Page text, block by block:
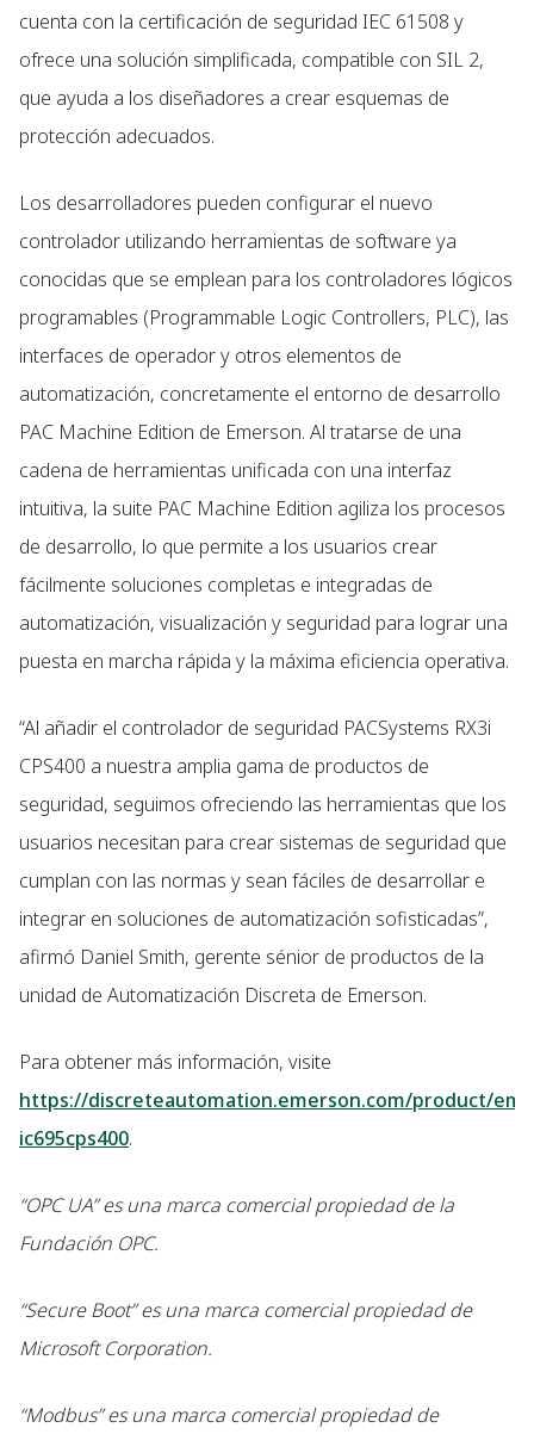
cuenta con la certificación de seguridad IEC 61508 y
ofrece una solución simplificada, compatible con SIL 2,
que ayuda a los diseñadores a crear esquemas de
protección adecuados.
Los desarrolladores pueden configurar el nuevo
controlador utilizando herramientas de software ya
conocidas que se emplean para los controladores lógicos
programables (Programmable Logic Controllers, PLC), las
interfaces de operador y otros elementos de
automatización, concretamente el entorno de desarrollo
PAC Machine Edition de Emerson. Al tratarse de una
cadena de herramientas unificada con una interfaz
intuitiva, la suite PAC Machine Edition agiliza los procesos
de desarrollo, lo que permite a los usuarios crear
fácilmente soluciones completas e integradas de
automatización, visualización y seguridad para lograr una
puesta en marcha rápida y la máxima eficiencia operativa.
“Al añadir el controlador de seguridad PACSystems RX3i
CPS400 a nuestra amplia gama de productos de
seguridad, seguimos ofreciendo las herramientas que los
usuarios necesitan para crear sistemas de seguridad que
cumplan con las normas y sean fáciles de desarrollar e
integrar en soluciones de automatización sofisticadas”,
afirmó Daniel Smith, gerente sénior de productos de la
unidad de Automatización Discreta de Emerson.
Para obtener más información, visite
https://discreteautomation.emerson.com/product/
ic695cps400.
“OPC UA” es una marca comercial propiedad de la
Fundación OPC.
“Secure Boot” es una marca comercial propiedad de
Microsoft Corporation.
“Modbus” es una marca comercial propiedad de